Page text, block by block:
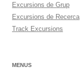
Excursions de Grup
Excursions de Recerca
Track Excursions
MENUS